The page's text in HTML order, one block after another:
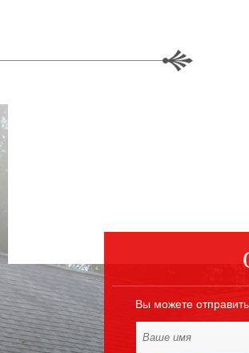
Вы можете